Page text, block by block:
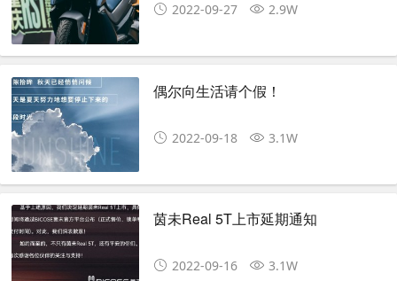
2022-09-27 2.9W
偶尔向生活请个假！
2022-09-18 3.1W
茵未Real 5T上市延期通知
2022-09-16 3.1W